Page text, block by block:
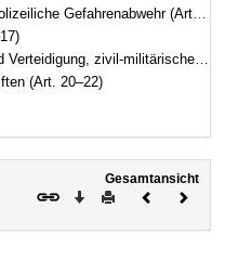
Gefahrenabwehr (Art. 15)
militärische Zusammenarbeit (Art. 18–19)
(Art. 20–22)
Gesamtansicht
Download
DruckenVorheriges